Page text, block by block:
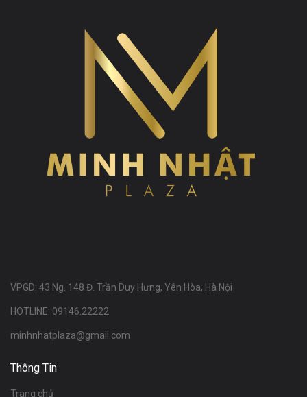
VPGD: 43 Ng. 148 Đ. Trần Duy Hưng, Yên Hòa, Hà Nội
HOTLINE: 09146.22222
minhnhatplaza@gmail.com
Thông Tin
Trang chủ